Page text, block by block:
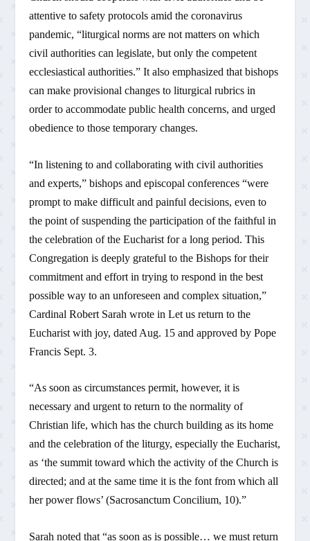
attentive to safety protocols amid the coronavirus
pandemic, “liturgical norms are not matters on which
civil authorities can legislate, but only the competent
ecclesiastical authorities.” It also emphasized that bishops
can make provisional changes to liturgical rubrics in
order to accommodate public health concerns, and urged
obedience to those temporary changes.
“In listening to and collaborating with civil authorities
and experts,” bishops and episcopal conferences “were
prompt to make difficult and painful decisions, even to
the point of suspending the participation of the faithful in
the celebration of the Eucharist for a long period. This
Congregation is deeply grateful to the Bishops for their
commitment and effort in trying to respond in the best
possible way to an unforeseen and complex situation,”
Cardinal Robert Sarah wrote in Let us return to the
Eucharist with joy, dated Aug. 15 and approved by Pope
Francis Sept. 3.
“As soon as circumstances permit, however, it is
necessary and urgent to return to the normality of
Christian life, which has the church building as its home
and the celebration of the liturgy, especially the Eucharist,
as ‘the summit toward which the activity of the Church is
directed; and at the same time it is the font from which all
her power flows’ (Sacrosanctum Concilium, 10).”
Sarah noted that “as soon as is possible… we must return